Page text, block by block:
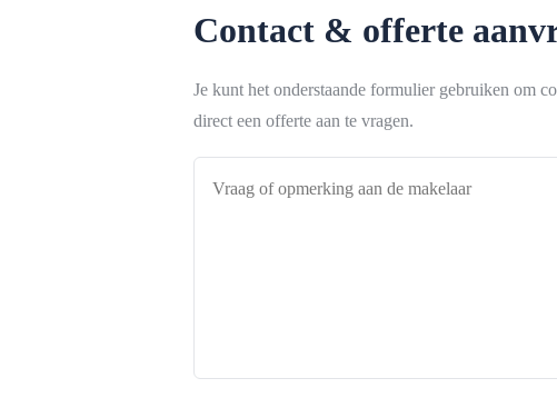
Contact & offerte
Je kunt het onderstaande formulier gebruiken om
direct een offerte aan te vragen.